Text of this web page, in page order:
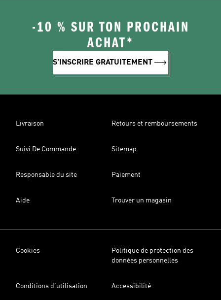
-10 % SUR TON PROCHAIN
ACHAT*
S'INSCRIRE GRATUITEMENT
Livraison Retours et remboursements
Suivi De Commande Sitemap
Responsable du site Paiement
Aide Trouver un magasin
Cookies
Politique de protection des
données personnelles
Conditions d’utilisation Accessibilité